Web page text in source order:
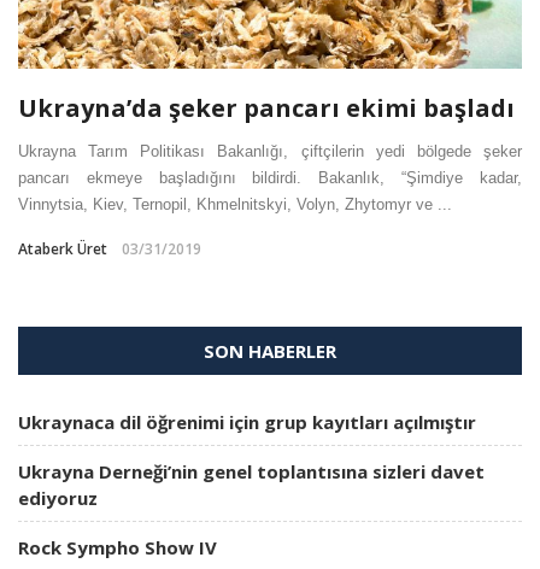
Ukrayna’da şeker pancarı ekimi başladı
Ukrayna Tarım Politikası Bakanlığı, çiftçilerin yedi bölgede şeker
pancarı ekmeye başladığını bildirdi. Bakanlık, “Şimdiye kadar,
Vinnytsia, Kiev, Ternopil, Khmelnitskyi, Volyn, Zhytomyr ve ...
Ataberk Üret 03/31/2019
SON HABERLER
Ukraynaca dil öğrenimi için grup kayıtları açılmıştır
Ukrayna Derneği’nin genel toplantısına sizleri davet
ediyoruz
Rock Sympho Show IV